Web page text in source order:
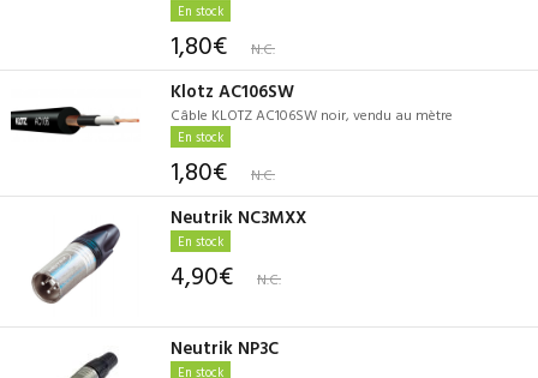
En stock
1,80€ N.C.
Klotz AC106SW
Câble KLOTZ AC106SW noir, vendu au mètre
En stock
1,80€ N.C.
Neutrik NC3MXX
En stock
4,90€ N.C.
Neutrik NP3C
En stock